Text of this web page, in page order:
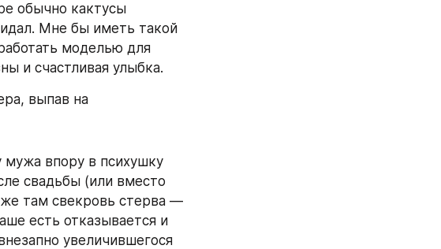
обычно кактусы
Мне бы иметь такой
моделью для
и счастливая улыбка.
выпав на
мужа впору в психушку
свадьбы (или вместо
там свекровь стерва —
есть отказывается и
увеличившегося